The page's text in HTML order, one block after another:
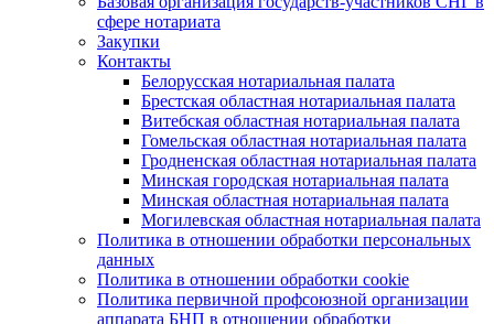
сфере нотариата
Закупки
Контакты
Белорусская нотариальная палата
Брестская областная нотариальная палата
Витебская областная нотариальная палата
Гомельская областная нотариальная палата
Гродненская областная нотариальная палата
Минская городская нотариальная палата
Минская областная нотариальная палата
Могилевская областная нотариальная палата
Политика в отношении обработки персональных
данных
Политика в отношении обработки cookie
Политика первичной профсоюзной организации
аппарата БНП в отношении обработки